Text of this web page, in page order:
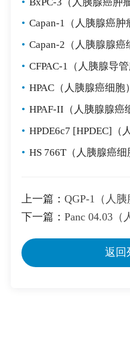
• Capan-1（人胰腺癌肿
• Capan-2（人胰腺腺癌
• CFPAC-1（人胰腺导管
• HPAC（人胰腺癌细胞）
• HPAF-II（人胰腺腺癌
• HPDE6c7 [HPDEC]（
• HS 766T（人胰腺癌细
上一篇： QGP-1（人胰
下一篇： Panc 04.03（
返回